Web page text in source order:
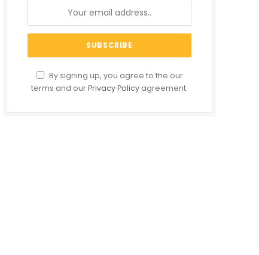
By signing up, you agree to the our
terms and ourPrivacy Policy agreement.